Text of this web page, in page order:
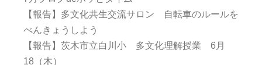
【報告】多文化共生交流サロン 自転車のルールを
べんきょうしよう
【報告】茨木市立白川小 多文化理解授業 6月
18（木）